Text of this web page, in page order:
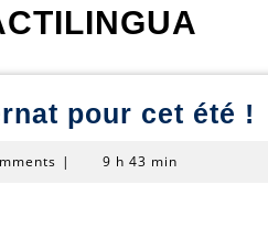
pour cet été !
| 9 h 43 min